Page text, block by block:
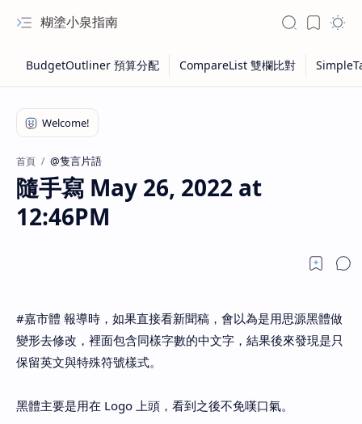
糊塗小泉指南
首頁 @隻言片語
隨手寫 May 26, 2022 at
12:46PM
#嘉市體 報導時，如果直接看新聞稿，會以為是用思源黑體做
變形去修改，裡面包含同樣字數的中文字，結果後來發現是只
保留英文與特殊符號樣式。
黑體主要是用在 Logo 上頭，看到之後不免嘆口氣。